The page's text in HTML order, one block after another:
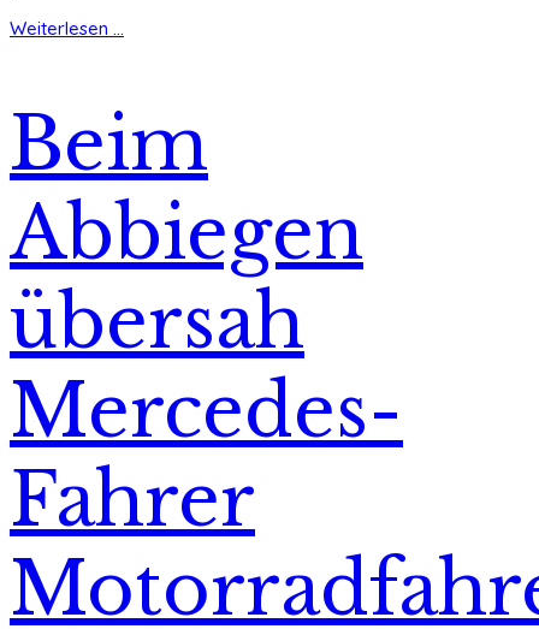
Weiterlesen ...
Beim
Abbiegen
übersah
Mercedes-
Fahrer